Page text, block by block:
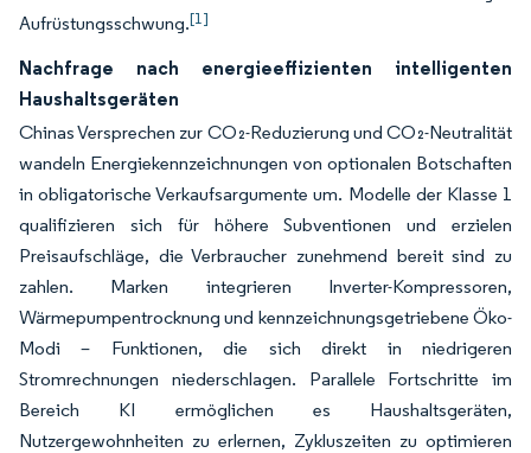
Aufrüstungsschwung.[1]
Nachfrage nach energieeffizienten intelligenten
Haushaltsgeräten
Chinas Versprechen zur CO₂-Reduzierung und CO₂-Neutralität
wandeln Energiekennzeichnungen von optionalen Botschaften
in obligatorische Verkaufsargumente um. Modelle der Klasse 1
qualifizieren sich für höhere Subventionen und erzielen
Preisaufschläge, die Verbraucher zunehmend bereit sind zu
zahlen. Marken integrieren Inverter-Kompressoren,
Wärmepumpentrocknung und kennzeichnungsgetriebene Öko-
Modi – Funktionen, die sich direkt in niedrigeren
Stromrechnungen niederschlagen. Parallele Fortschritte im
Bereich KI ermöglichen es Haushaltsgeräten,
Nutzergewohnheiten zu erlernen, Zykluszeiten zu optimieren